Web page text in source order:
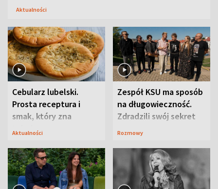
Aktualności
Cebularz lubelski.
Prosta receptura i
smak, który zna
Lubelszczyzna
Aktualności
Zespół KSU ma sposób
na długowieczność.
Zdradzili swój sekret
Rozmowy